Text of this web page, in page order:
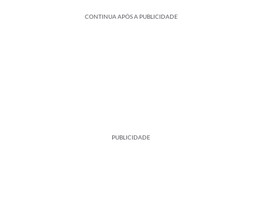
CONTINUA APÓS A PUBLICIDADE
PUBLICIDADE